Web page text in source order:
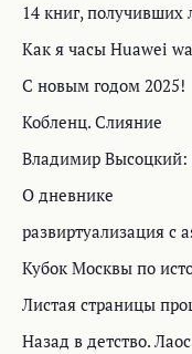
14 книг, получивших
Как я часы Huawei
С новым годом 2025!
Кобленц. Слияние
Владимир Высоцкий:
О дневнике
развиртуализация с
Кубок Москвы по
Листая страницы
Назад в детство. Лаос